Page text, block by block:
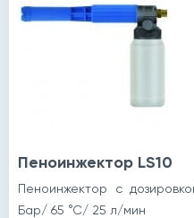
Пеноинжектор LS10
Пеноинжектор с
Бар/ 65 °С/ 25 л/мин